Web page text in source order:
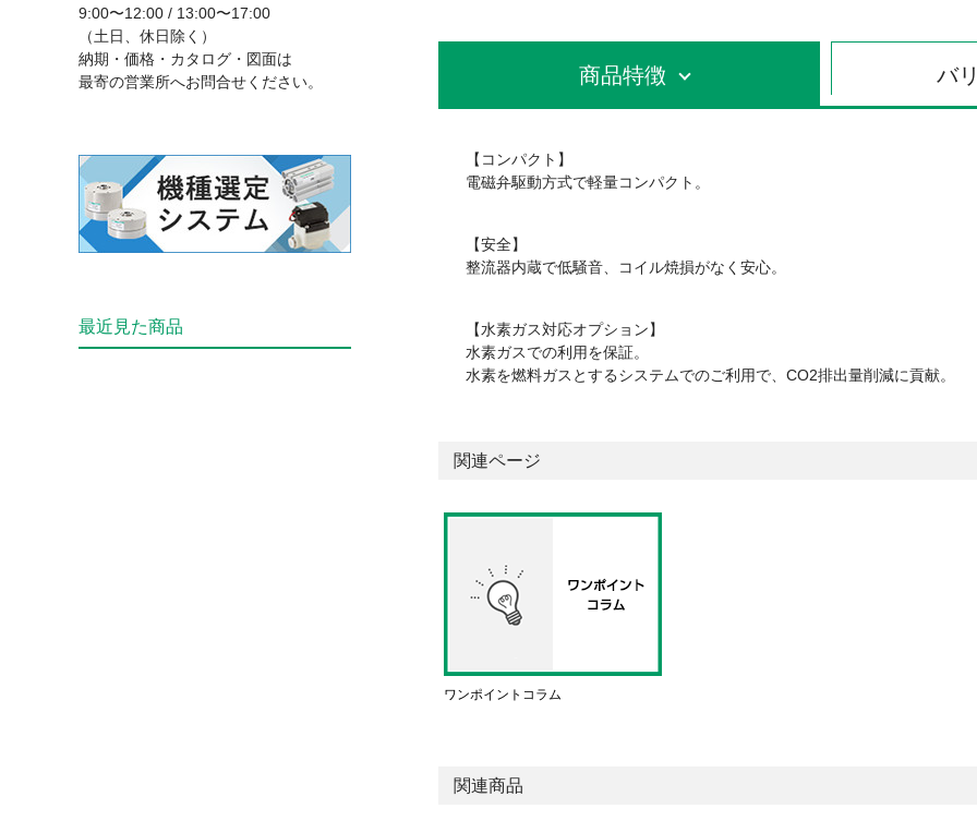
商品特徴 バ
【コンパクト】
電磁弁駆動方式で軽量コンパクト。
【安全】
整流器内蔵で低騒音、コイル焼損がなく安心。
【水素ガス対応オプション】
水素ガスでの利用を保証。
水素を燃料ガスとするシステムでのご利用で、CO2排出量削減に貢献。
関連ページ
ワンポイントコラム
関連商品
9:00〜12:00 / 13:00〜17:00
（土日、休日除く）
納期・価格・カタログ・図面は
最寄の営業所へお問合せください。
最近見た商品